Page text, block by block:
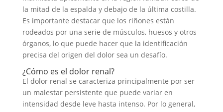
la mitad de la espalda y debajo de la última costilla.
Es importante destacar que los riñones están
rodeados por una serie de músculos, huesos y otros
órganos, lo que puede hacer que la identificación
precisa del origen del dolor sea un desafío.
¿Cómo es el dolor renal?
El dolor renal se caracteriza principalmente por ser
un malestar persistente que puede variar en
intensidad desde leve hasta intenso. Por lo general,